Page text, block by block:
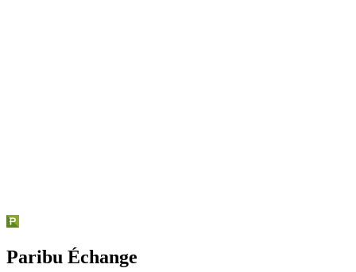
Paribu Échange